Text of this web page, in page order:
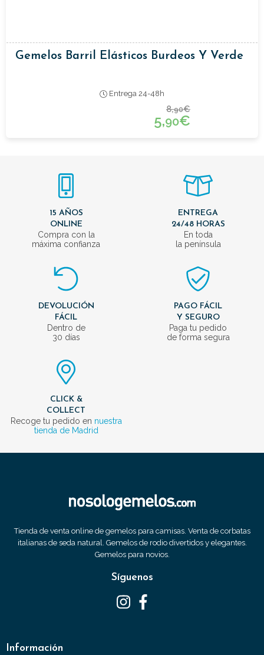
Gemelos Barril Elásticos Burdeos Y Verde
Entrega 24-48h
8,90€
5,90€
15 AÑOS
ONLINE
Compra con la
máxima confianza
ENTREGA
24/48 HORAS
En toda
la península
DEVOLUCIÓN
FÁCIL
Dentro de
30 días
PAGO FÁCIL
Y SEGURO
Paga tu pedido
de forma segura
CLICK &
COLLECT
Recoge tu pedido en nuestra
tienda de Madrid
Tienda de venta online de gemelos para camisas. Venta de corbatas
italianas de seda natural. Gemelos de rodio divertidos y elegantes.
Gemelos para novios.
Síguenos
Información